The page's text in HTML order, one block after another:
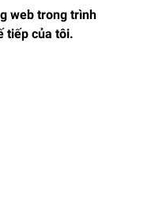
web trong trình
tiếp của tôi.